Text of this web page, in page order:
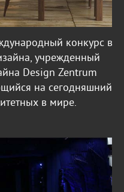
конкурс в
учрежденный
Design Zentrum
на сегодняшний
в мире.